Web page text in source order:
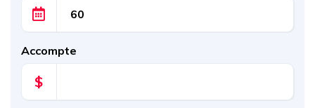
Accompte
$